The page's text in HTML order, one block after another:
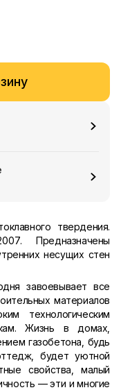
твердения.
Предназначены
несущих стен
завоевывает все
материалов
технологическим
Жизнь в домах,
газобетона, будь
будет уютной
свойства, малый
— эти и многие